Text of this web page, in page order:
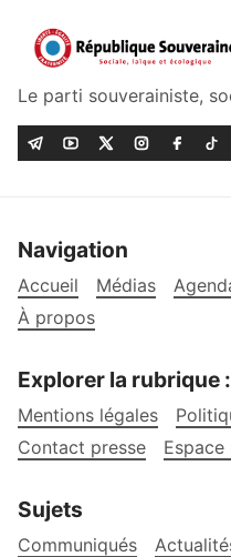
Le parti souverainiste,
Navigation
Accueil Médias
À propos
Explorer la rubrique :
Mentions légales
Contact presse
Sujets
Communiqués